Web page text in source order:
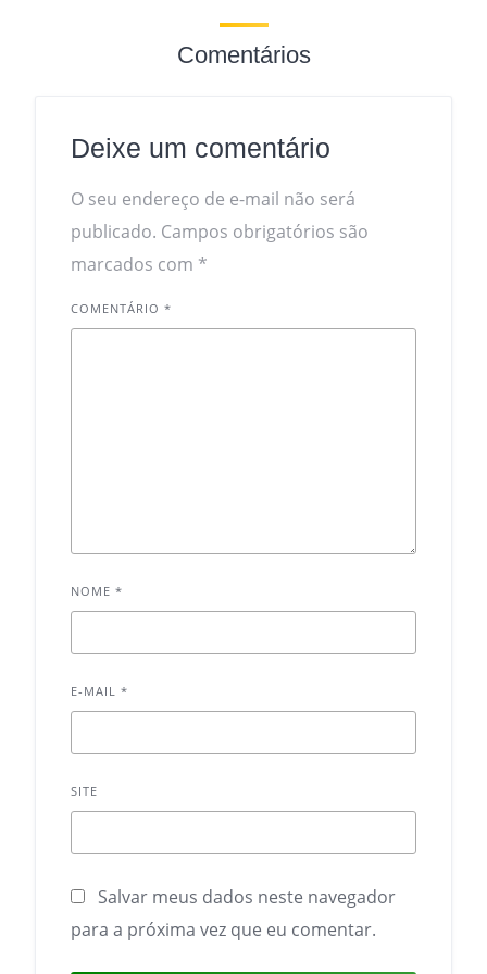
Comentários
Deixe um comentário
O seu endereço de e-mail não será
publicado. Campos obrigatórios são
marcados com *
COMENTÁRIO *
NOME *
E-MAIL *
SITE
Salvar meus dados neste navegador
para a próxima vez que eu comentar.